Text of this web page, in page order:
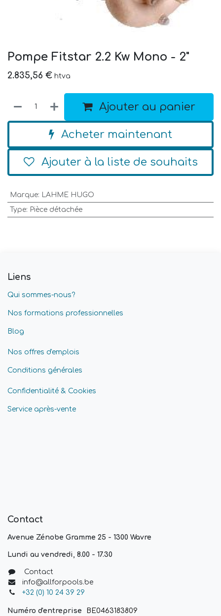
Pompe Fitstar 2.2 Kw Mono - 2"
2.835,56 € htva
Ajouter au panier
Acheter maintenant
Ajouter à la liste de souhaits
Marque:
LAHME HUGO
Type: Pièce détachée
Liens
Qui sommes-nous?
Nos formations professionnelles
Blog
Nos offres d'emplois
Conditions générales
Confidentialité & Cookies
Service après-vente
Contact
Avenue Zénobe Gramme 25 - 1300 Wavre
Lundi au vendredi, 8.00 - 17.30
Contact
info@allforpools.be
+32 (0) 10 24 39 29
Numéro d'entreprise BE0463183809